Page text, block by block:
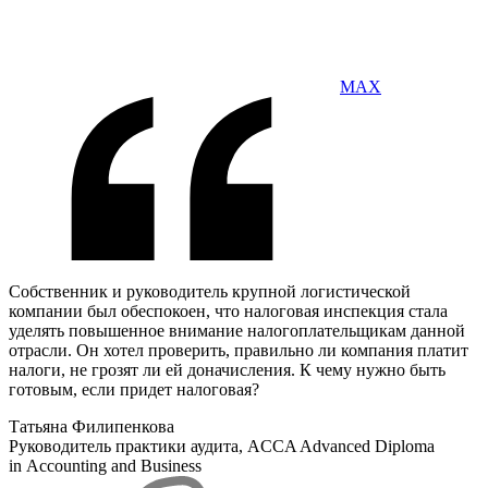
MAX
Собственник и руководитель крупной логистической
компании был обеспокоен, что налоговая инспекция стала
уделять повышенное внимание налогоплательщикам данной
отрасли. Он хотел проверить, правильно ли компания платит
налоги, не грозят ли ей доначисления. К чему нужно быть
готовым, если придет налоговая?
Татьяна Филипенкова
Руководитель практики аудита, ACCA Advanced Diploma
in Accounting and Business